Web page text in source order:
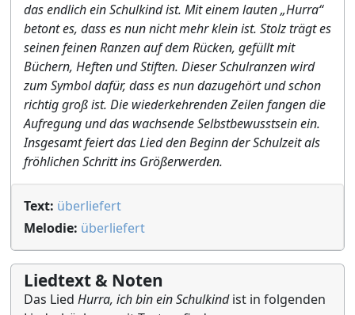
das endlich ein Schulkind ist. Mit einem lauten „Hurra“
betont es, dass es nun nicht mehr klein ist. Stolz trägt es
seinen feinen Ranzen auf dem Rücken, gefüllt mit
Büchern, Heften und Stiften. Dieser Schulranzen wird
zum Symbol dafür, dass es nun dazugehört und schon
richtig groß ist. Die wiederkehrenden Zeilen fangen die
Aufregung und das wachsende Selbstbewusstsein ein.
Insgesamt feiert das Lied den Beginn der Schulzeit als
fröhlichen Schritt ins Größerwerden.
Text: überliefert
Melodie: überliefert
Liedtext & Noten
Das Lied Hurra, ich bin ein Schulkindist in folgenden